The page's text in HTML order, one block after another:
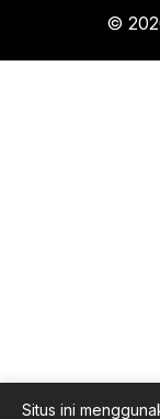
©
Situs ini